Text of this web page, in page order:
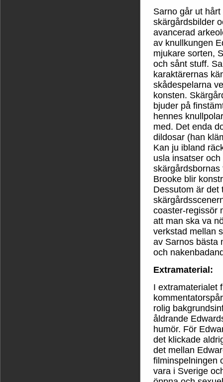
Sarno går ut
skärgårdsbilder
avancerad
av knullkungen
mjukare sorten,
och sånt stuff.
karaktärernas
skådespelarna
konsten.
bjuder på
hennes
med. Det enda
dildosar (han
Kan ju ibland
usla insatser
Brooke blir
Dessutom är det
coaster-regissör
att man ska va
verkstad mellan
av Sarnos bästa
och
Extramaterial:
I extramaterialet
rolig
åldrande
humör. För
det klickade
det mellan
filminspelningen
vara i Sverige